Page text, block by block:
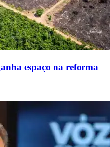
espaço na reforma